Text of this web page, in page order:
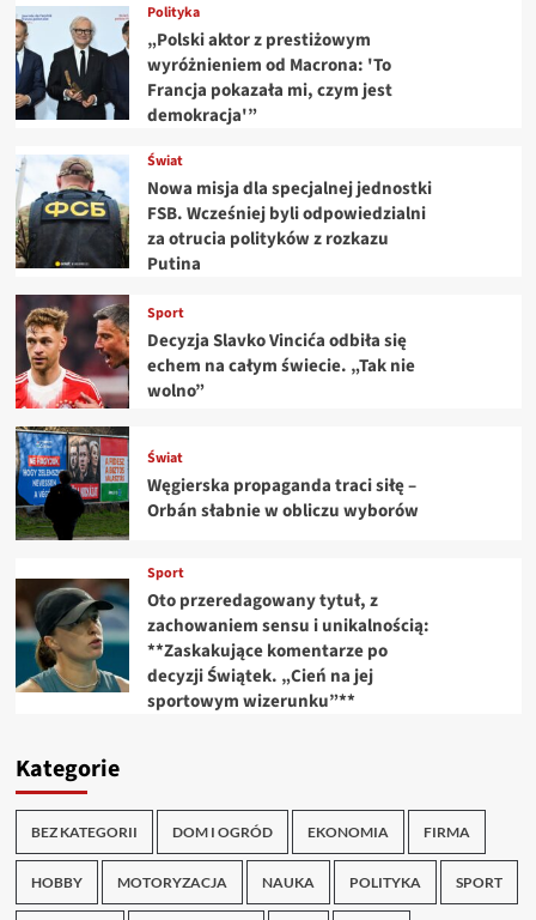
Polityka
„Polski aktor z prestiżowym
wyróżnieniem od Macrona: 'To
Francja pokazała mi, czym jest
demokracja'”
Świat
Nowa misja dla specjalnej jednostki
FSB. Wcześniej byli odpowiedzialni
za otrucia polityków z rozkazu
Putina
Sport
Decyzja Slavko Vincića odbiła się
echem na całym świecie. „Tak nie
wolno”
Świat
Węgierska propaganda traci siłę –
Orbán słabnie w obliczu wyborów
Sport
Oto przeredagowany tytuł, z
zachowaniem sensu i unikalnością:
**Zaskakujące komentarze po
decyzji Świątek. „Cień na jej
sportowym wizerunku”**
Kategorie
BEZ KATEGORII DOM I OGRÓD EKONOMIA FIRMA
HOBBY MOTORYZACJA NAUKA POLITYKA SPORT